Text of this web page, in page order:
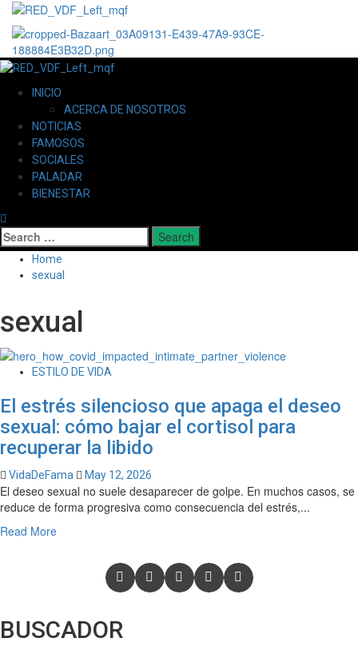
INICIO
ACERCA DE NOSOTROS
NOTICIAS
FAMOSOS
SOCIALES
PALADAR
BIENESTAR
Home
sexual
sexual
ESTILO DE VIDA
El estrés silencioso que apaga el deseo
sexual: cómo bajar el cortisol para
recuperar la libido
VidaDeFama May 12, 2026
El deseo sexual no suele desaparecer de golpe. En muchos casos, se
reduce de forma progresiva como consecuencia del estrés,...
Read More
BUSCADOR